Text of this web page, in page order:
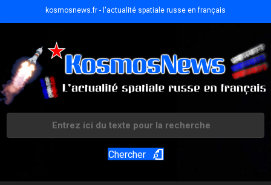
kosmosnews.fr - l'actualité spatiale russe en français
Chercher